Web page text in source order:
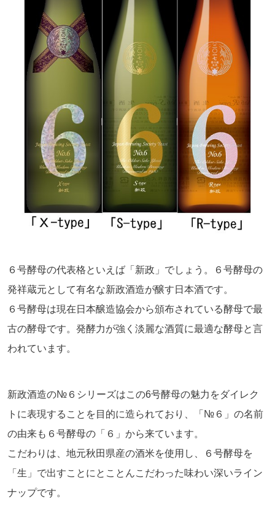
６号酵母の代表格といえば「新政」でしょう。６号酵母の
発祥蔵元として有名な新政酒造が醸す日本酒です。
６号酵母は現在日本醸造協会から頒布されている酵母で最
古の酵母です。発酵力が強く淡麗な酒質に最適な酵母と言
われています。
新政酒造の№６シリーズはこの6号酵母の魅力をダイレク
トに表現することを目的に造られており、「№６」の名前
の由来も６号酵母の「６」から来ています。
こだわりは、地元秋田県産の酒米を使用し、６号酵母を
「生」で出すことにとことんこだわった味わい深いライン
ナップです。